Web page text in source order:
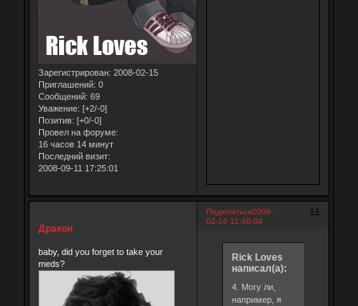
Зарегистрирован: 2008-02-15
Приглашений: 0
Сообщений: 69
Уважение: [+2/-0]
Позитив: [+0/-0]
Провел на форуме:
16 часов 14 минут
Последний визит:
2008-09-11 17:25:01
Поделиться 14
2008-
02-16 11:48:04
Дракон
baby, did you forget to take your
meds?
Rick Loves
написал(а):
4. Могу ли,
например, я